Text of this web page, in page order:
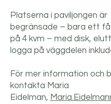
Platserna i paviljongen är
begränsade – bara ett
på 4 kvm – med disk,
logga på väggdelen
För mer information och
kontakta Maria
Eidelman,